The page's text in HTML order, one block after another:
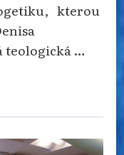
kterou
teologická …